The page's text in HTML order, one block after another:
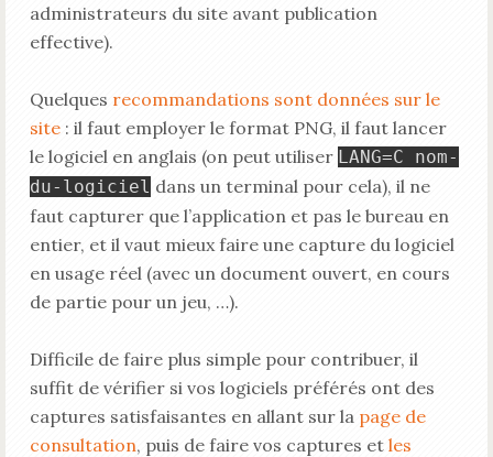
administrateurs du site avant publication
effective).
Quelques recommandations sont données sur le
site: il faut employer le format PNG, il faut lancer
le logiciel en anglais (on peut utiliser LANG=C nom-
du-logiciel dans un terminal pour cela), il ne
faut capturer que l’application et pas le bureau en
entier, et il vaut mieux faire une capture du logiciel
en usage réel (avec un document ouvert, en cours
de partie pour un jeu, …).
Difficile de faire plus simple pour contribuer, il
suffit de vérifier si vos logiciels préférés ont des
captures satisfaisantes en allant sur la page de
consultation, puis de faire vos captures et les